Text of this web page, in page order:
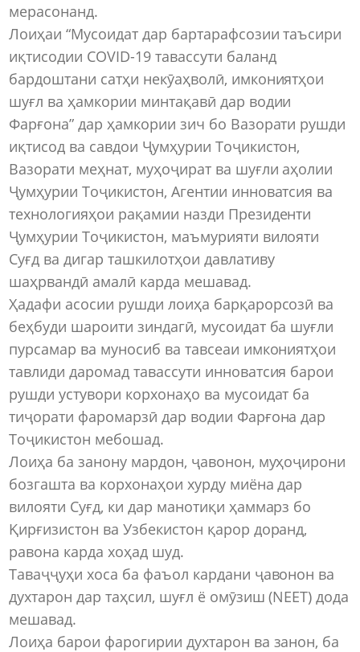
мерасонанд.
Лоиҳаи “Мусоидат дар бартарафсозии таъсири
иқтисодии COVID-19 тавассути баланд
бардоштани сатҳи некӯаҳволӣ, имкониятҳои
шуғл ва ҳамкории минтақавӣ дар водии
Фарғона” дар ҳамкории зич бо Вазорати рушди
иқтисод ва савдои Ҷумҳурии Тоҷикистон,
Вазорати меҳнат, муҳоҷират ва шуғли аҳолии
Ҷумҳурии Тоҷикистон, Агентии инноватсия ва
технологияҳои рақамии назди Президенти
Ҷумҳурии Тоҷикистон, маъмурияти вилояти
Суғд ва дигар ташкилотҳои давлативу
шаҳрвандӣ амалӣ карда мешавад.
Ҳадафи асосии рушди лоиҳа барқарорсозӣ ва
беҳбуди шароити зиндагӣ, мусоидат ба шуғли
пурсамар ва муносиб ва тавсеаи имкониятҳои
тавлиди даромад тавассути инноватсия барои
рушди устувори корхонаҳо ва мусоидат ба
тиҷорати фаромарзӣ дар водии Фарғона дар
Тоҷикистон мебошад.
Лоиҳа ба занону мардон, ҷавонон, муҳоҷирони
бозгашта ва корхонаҳои хурду миёна дар
вилояти Суғд, ки дар манотиқи ҳаммарз бо
Қирғизистон ва Узбекистон қарор доранд,
равона карда хоҳад шуд.
Таваҷҷуҳи хоса ба фаъол кардани ҷавонон ва
духтарон дар таҳсил, шуғл ё омӯзиш (NEET) дода
мешавад.
Лоиҳа барои фарогирии духтарон ва занон, ба